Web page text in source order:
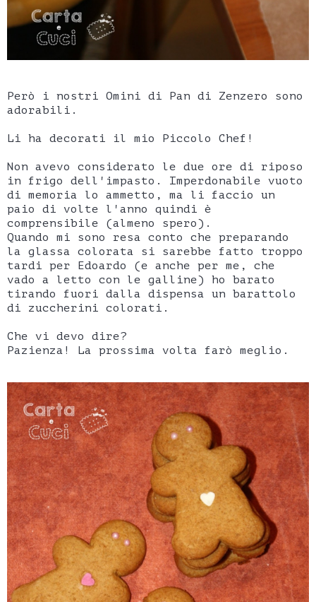
Però i nostri Omini di Pan di Zenzero sono
adorabili.
Li ha decorati il mio Piccolo Chef!
Non avevo considerato le due ore di riposo
in frigo dell'impasto. Imperdonabile vuoto
di memoria lo ammetto, ma li faccio un
paio di volte l'anno quindi è
comprensibile (almeno spero).
Quando mi sono resa conto che preparando
la glassa colorata si sarebbe fatto troppo
tardi per Edoardo (e anche per me, che
vado a letto con le galline) ho barato
tirando fuori dalla dispensa un barattolo
di zuccherini colorati.
Che vi devo dire?
Pazienza! La prossima volta farò meglio.